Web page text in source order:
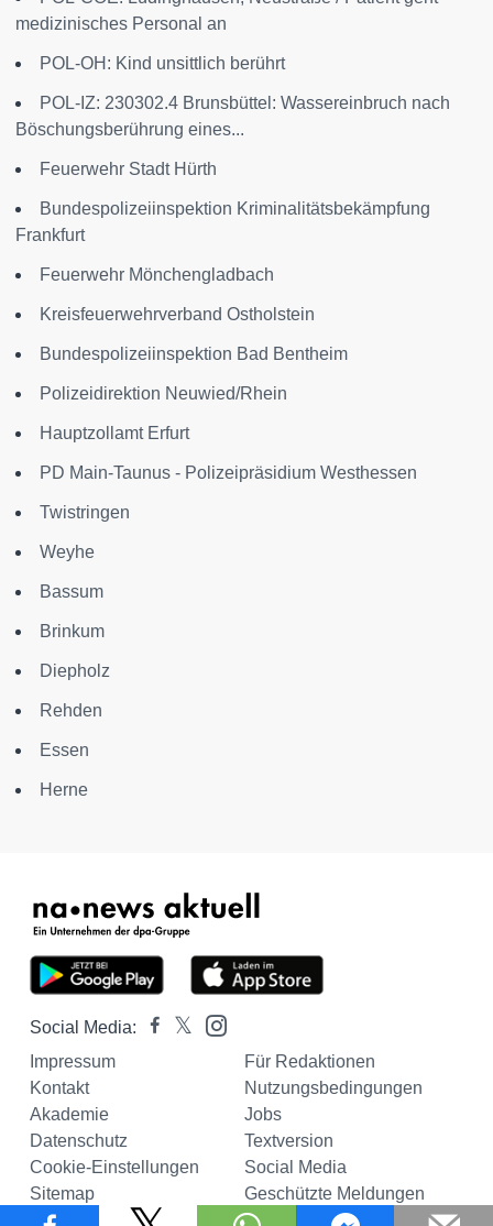
medizinisches Personal an
POL-OH: Kind unsittlich berührt
POL-IZ: 230302.4 Brunsbüttel: Wassereinbruch nach
Böschungsberührung eines...
Feuerwehr Stadt Hürth
Bundespolizeiinspektion Kriminalitätsbekämpfung
Frankfurt
Feuerwehr Mönchengladbach
Kreisfeuerwehrverband Ostholstein
Bundespolizeiinspektion Bad Bentheim
Polizeidirektion Neuwied/Rhein
Hauptzollamt Erfurt
PD Main-Taunus - Polizeipräsidium Westhessen
Twistringen
Weyhe
Bassum
Brinkum
Diepholz
Rehden
Essen
Herne
Social Media:
Impressum
Für Redaktionen
Kontakt
Nutzungsbedingungen
Akademie
Jobs
Datenschutz
Textversion
Cookie-Einstellungen
Social Media
Sitemap
Geschützte Meldungen